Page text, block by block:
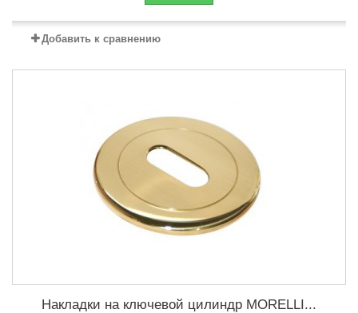
Добавить к сравнению
Накладки на ключевой цилиндр MORELLI...